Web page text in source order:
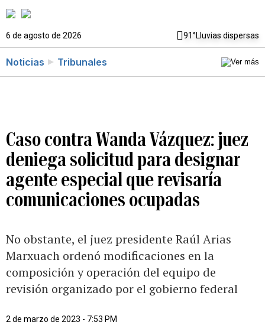
6 de agosto de 2026 91°Lluvias dispersas
Noticias Tribunales
Caso contra Wanda Vázquez: juez
deniega solicitud para designar
agente especial que revisaría
comunicaciones ocupadas
No obstante, el juez presidente Raúl Arias
Marxuach ordenó modificaciones en la
composición y operación del equipo de
revisión organizado por el gobierno federal
2 de marzo de 2023 - 7:53 PM